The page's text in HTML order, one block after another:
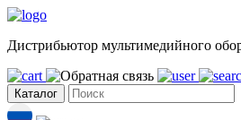
Дистрибьютор мультимедийного
Каталог